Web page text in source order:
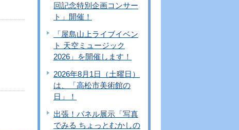
回記念特別企画コンサー
ト」開催！
「屋島山上ライブイベン
ト 天空ミュージック
2026」を開催します！
2026年8月1日（土曜日）
は、「高松市美術館の
日」！
出張！パネル展示「写真
でみる ちょっとむかしの